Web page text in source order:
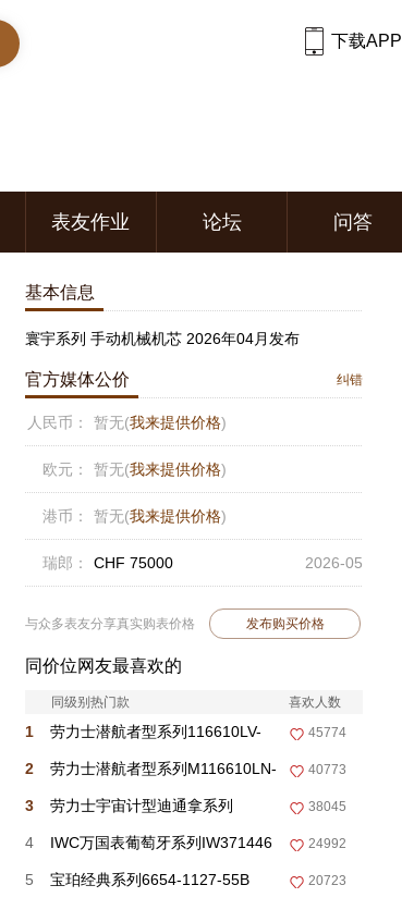
下载APP
表友作业 论坛 问答
基本信息
寰宇系列 手动机械机芯 2026年04月发布
官方媒体公价 纠错
人民币： 暂无(我来提供价格)
欧元： 暂无(我来提供价格)
港币： 暂无(我来提供价格)
瑞郎： CHF 75000 2026-05
与众多表友分享真实购表价格 发布购买价格
同价位网友最喜欢的
同级别热门款 喜欢人数
1 劳力士潜航者型系列116610LV-
0002 绿盘
45774
2 劳力士潜航者型系列M116610LN-
0001 黑盘
40773
3 劳力士宇宙计型迪通拿系列
m116500ln-0001
38045
4 IWC万国表葡萄牙系列IW371446 24992
5 宝珀经典系列6654-1127-55B 20723